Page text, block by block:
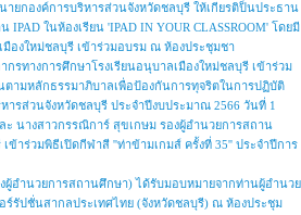
ยกองค์การบริหารส่วนจังหวัดชลบุรี ให้เกียรติป็นประธาน
IPAD ในห้องเรียน 'IPAD IN YOUR CLASSROOM' โดยมี
องใหม่ชลบุรี เข้าร่วมอบรม ณ ห้องประชุมชา
รทางการศึกษาโรงเรียนอนุบาลเมืองใหม่ชลบุรี เข้าร่วม
ตามหลักธรรมาภิบาลเพื่อป้องกันการทุจริตในการปฏิบัติ
ารส่วนจังหวัดชลบุรี ประจำปีงบประมาณ 2566 วันที่ 1
ะ นางสาวกรรณิการ์ สุขเกษม รองผู้อำนวยการสถาน
ข้าร่วมพิธีเปิดกีฬาสี ''ท่าข้ามเกมส์ ครั้งที่ 35'' ประจำปีการ
ผู้อำนวยการสถานศึกษา) ได้รับมอบหมายจากท่านผู้อำนวย
รัปชั่นสากลประเทศไทย (จังหวัดชลบุรี) ณ ห้องประชุม